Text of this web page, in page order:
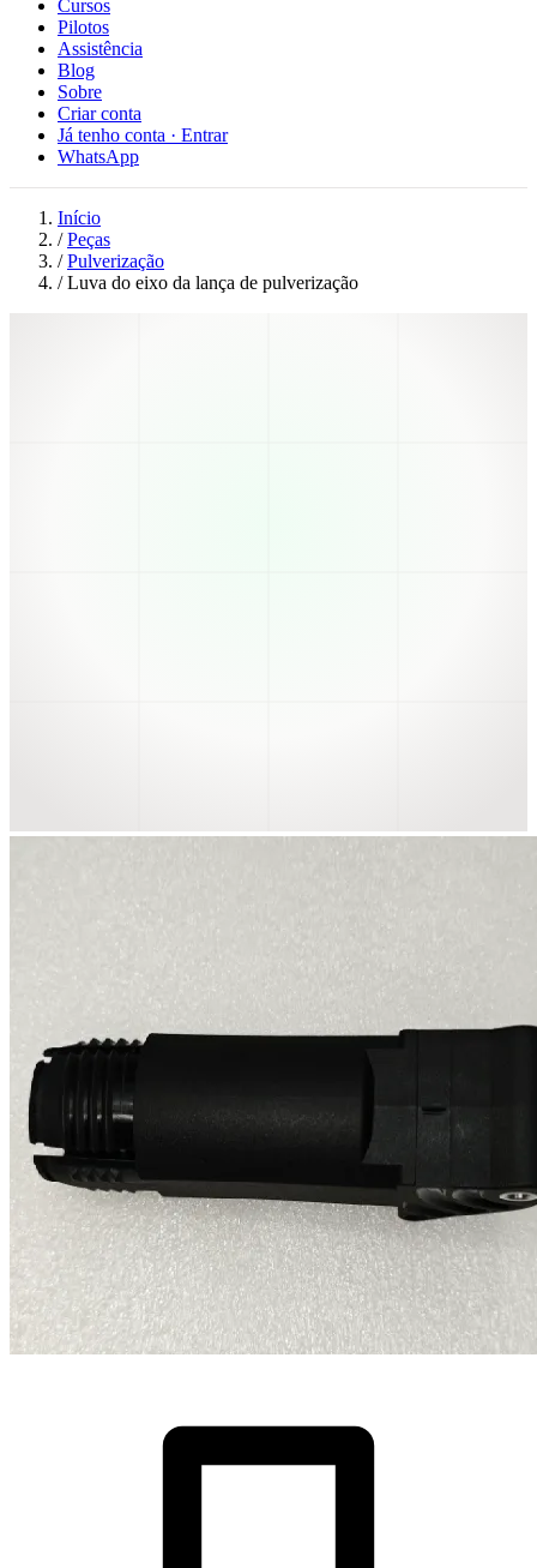
Cursos
Pilotos
Assistência
Blog
Sobre
Criar conta
Já tenho conta · Entrar
WhatsApp
Início
/ Peças
/ Pulverização
/ Luva do eixo da lança de pulverização